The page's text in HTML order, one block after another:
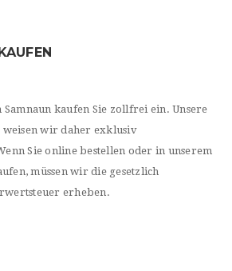
Samnaun kaufen Sie zollfrei ein. Unsere
weisen wir daher exklusiv
Sie online bestellen oder in unserem
müssen wir die gesetzlich
erheben.